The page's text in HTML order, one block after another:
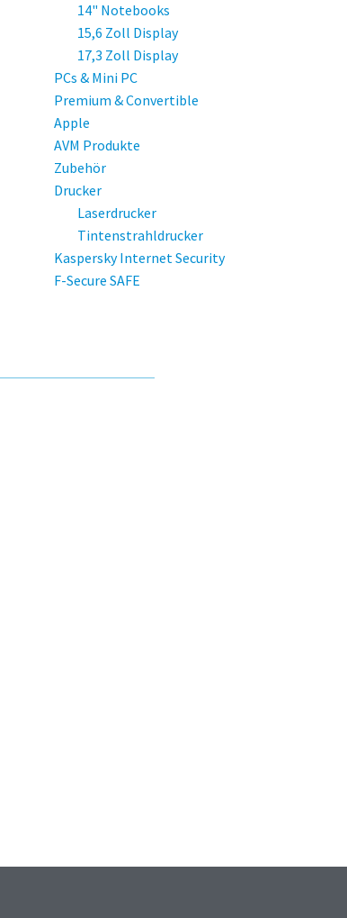
14" Notebooks
15,6 Zoll Display
17,3 Zoll Display
PCs & Mini PC
Premium & Convertible
Apple
AVM Produkte
Zubehör
Drucker
Laserdrucker
Tintenstrahldrucker
Kaspersky Internet Security
F-Secure SAFE